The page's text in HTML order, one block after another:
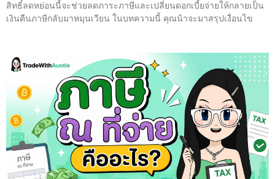
สิทธิ์ลดหย่อนนี้จะช่วยลดภาระภาษีและเปลี่ยนดอกเบี้ยจ่ายให้กลายเป็น
เงินคืนภาษีกลับมาหมุนเวียน ในบทความนี้ คุณน้าจะมาสรุปเงื่อนไข